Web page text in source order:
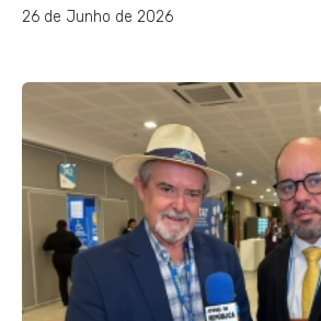
26 de Junho de 2026